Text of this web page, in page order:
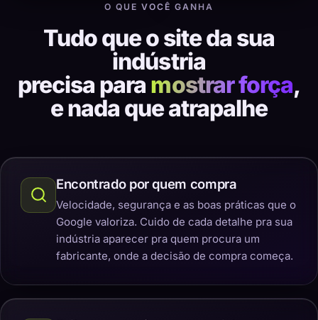
O QUE VOCÊ GANHA
Tudo que o site da sua
indústria
precisa para mostrar força,
e nada que atrapalhe
Encontrado por quem compra
Velocidade, segurança e as boas práticas que o
Google valoriza. Cuido de cada detalhe pra sua
indústria aparecer pra quem procura um
fabricante, onde a decisão de compra começa.